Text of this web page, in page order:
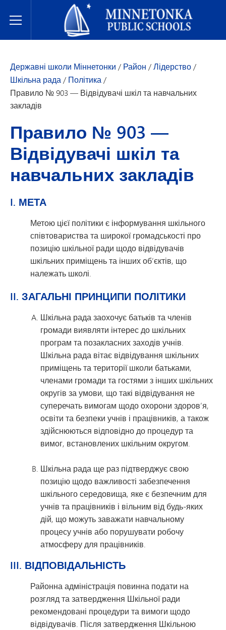
Toggle Menu
Державні школи Міннетонки
Державні школи Міннетонки / Район /Лідерство/
Шкільна рада/ Політика/
Правило № 903 — Відвідувачі шкіл та навчальних
закладів
Правило № 903 —
Відвідувачі шкіл та
навчальних закладів
I. МЕТА
Метою цієї політики є інформування шкільного
співтовариства та широкої громадськості про
позицію шкільної ради щодо відвідувачів
шкільних приміщень та інших об’єктів, що
належать школі.
II. ЗАГАЛЬНІ ПРИНЦИПИ ПОЛІТИКИ
Шкільна рада заохочує батьків та членів
громади виявляти інтерес до шкільних
програм та позакласних заходів учнів.
Шкільна рада вітає відвідування шкільних
приміщень та території школи батьками,
членами громади та гостями з інших шкільних
округів за умови, що такі відвідування не
суперечать вимогам щодо охорони здоров’я,
освіти та безпеки учнів і працівників, а також
здійснюються відповідно до процедур та
вимог, встановлених шкільним округом.
Шкільна рада ще раз підтверджує свою
позицію щодо важливості забезпечення
шкільного середовища, яке є безпечним для
учнів та працівників і вільним від будь-яких
дій, що можуть заважати навчальному
процесу учнів або порушувати робочу
атмосферу для працівників.
III. ВІДПОВІДАЛЬНІСТЬ
Районна адміністрація повинна подати на
розгляд та затвердження Шкільної ради
рекомендовані процедури та вимоги щодо
відвідувачів. Після затвердження Шкільною